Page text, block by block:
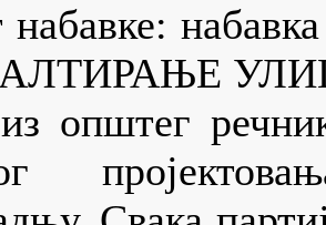
набавке:
општег